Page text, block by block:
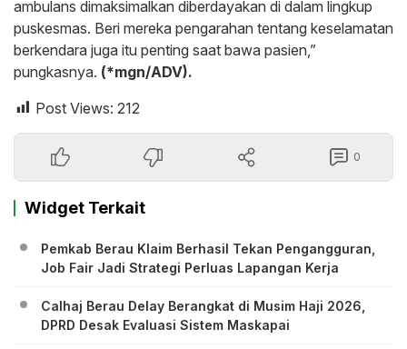
ambulans dimaksimalkan diberdayakan di dalam lingkup
puskesmas. Beri mereka pengarahan tentang keselamatan
berkendara juga itu penting saat bawa pasien,”
pungkasnya. (*mgn/ADV).
Post Views: 212
0
Widget Terkait
Pemkab Berau Klaim Berhasil Tekan Pengangguran,
Job Fair Jadi Strategi Perluas Lapangan Kerja
Calhaj Berau Delay Berangkat di Musim Haji 2026,
DPRD Desak Evaluasi Sistem Maskapai